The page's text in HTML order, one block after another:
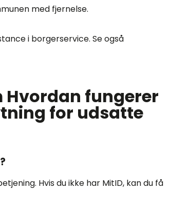
med fjernelse.
i borgerservice. Se også
Hvordan fungerer
for udsatte
Hvis du ikke har MitID, kan du få